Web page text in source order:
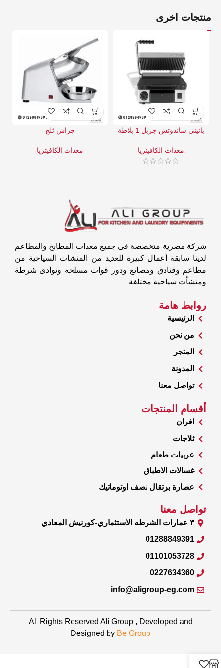
منتجات اخرى
بانينى ساندوتش جريل 1 بلاطة
معدات الكافيتريا
جراش ثلج
معدات الكافيتريا
شركة مصرية متخصصة فى جميع معدات المطابخ والمطاعم
لدينا سابقة أعمال كبيرة للعديد من المنشات السياحية من
مطاعم وفنادق ومصانع ودور قوات مسلحه ونوادى شرطة
ومنشأت سياحية مختلفة
روابط هامة
الرئيسية
من نحن
المتجر
المدونة
تواصل معنا
أقسام المنتجات
افران
ثلاجات
عربيات طعام
غسالات الاطباق
عصارة برتقال نصف اوتوماتيك
تواصل معنا
٣ عمارات الشرطه الاستثماري-كورنيش المعادي
01288849391
01101053728
0227634360
info@aligroup-eg.com
All Rights Reserved Ali Group , Developed and
Designed by Be Group